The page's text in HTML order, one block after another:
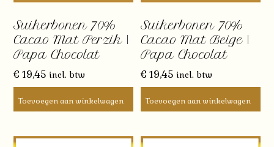
Suikerbonen 70%
Cacao Mat Perzik |
Papa Chocolat
€ 19,45 incl. btw
Toevoegen aan winkelwagen
Suikerbonen 70%
Cacao Mat Beige |
Papa Chocolat
€ 19,45 incl. btw
Toevoegen aan winkelwagen